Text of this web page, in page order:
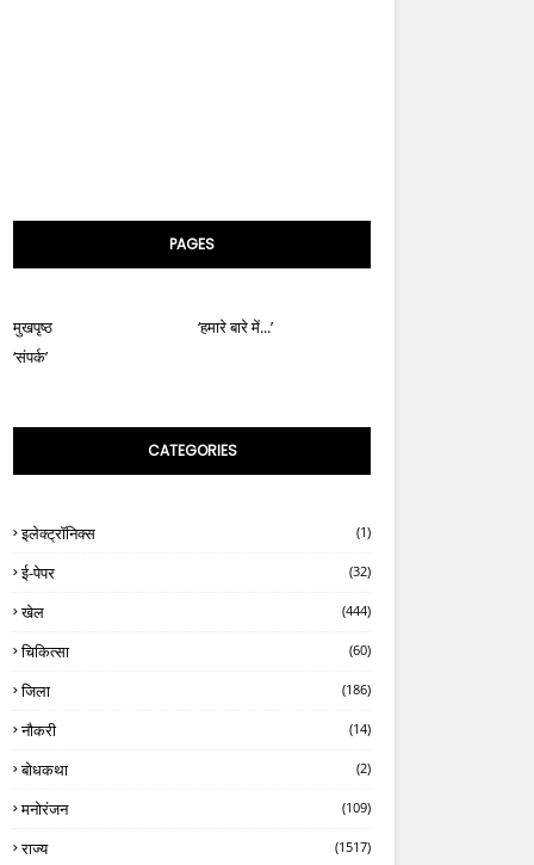
PAGES
मुखपृष्ठ
‘हमारे बारे में...’
‘संपर्क’
CATEGORIES
इलेक्ट्रॉनिक्स (1)
ई-पेपर (32)
खेल (444)
चिकित्सा (60)
जिला (186)
नौकरी (14)
बोधकथा (2)
मनोरंजन (109)
राज्य (1517)